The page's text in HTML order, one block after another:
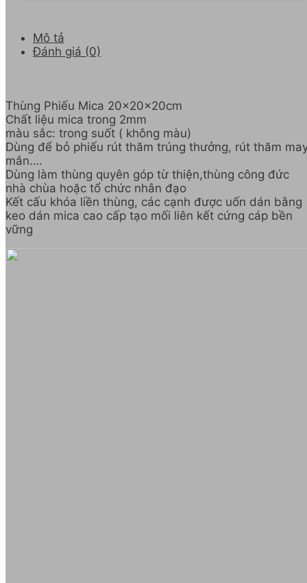
Mô tả
Đánh giá (0)
Thùng Phiếu Mica 20x20x20cm
Chất liệu mica trong 2mm
màu sắc: trong suốt ( không màu)
Dùng để bỏ phiếu rút thăm trúng thưởng, rút thăm
mắn….
Dùng làm thùng quyên góp từ thiện,thùng công đức
nhà chùa hoặc tổ chức nhân đạo
Kết cấu khóa liền thùng, các cạnh được uốn dán bằng
keo dán mica cao cấp tạo mối liên kết cứng cáp bền
vững